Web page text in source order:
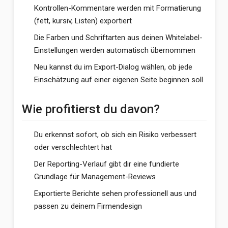
Kontrollen-Kommentare werden mit Formatierung
(fett, kursiv, Listen) exportiert
Die Farben und Schriftarten aus deinen Whitelabel-
Einstellungen werden automatisch übernommen
Neu kannst du im Export-Dialog wählen, ob jede
Einschätzung auf einer eigenen Seite beginnen soll
Wie profitierst du davon?
Du erkennst sofort, ob sich ein Risiko verbessert
oder verschlechtert hat
Der Reporting-Verlauf gibt dir eine fundierte
Grundlage für Management-Reviews
Exportierte Berichte sehen professionell aus und
passen zu deinem Firmendesign